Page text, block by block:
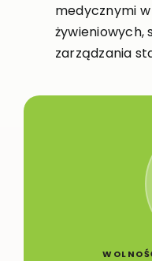
medycznymi
żywieniowych,
zarządzania